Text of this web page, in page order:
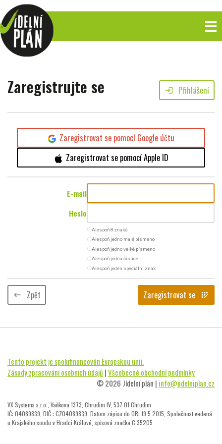
Zaregistrujte se login Přihlášení
Zaregistrovat se pomocí Google účtu
Zaregistrovat se pomocí Apple ID
E-mail
Heslo
radio_button_uncheckedAlespoň 8 znaků
radio_button_uncheckedAlespoň jedno malé písmeno
radio_button_uncheckedAlespoň jedno velké písmeno
radio_button_uncheckedAlespoň jedna číslice
radio_button_uncheckedAlespoň jeden speciální znak
keyboard_backspace Zpět Zaregistrovat se app_registration
Tento projekt je spolufinancován Evropskou unií.
Zásady zpracování osobních údajů |Všeobecné obchodní podmínky
© 2026 Jídelní plán | info@jidelniplan.cz
VX Systems s.r.o., Vaňkova 1373, Chrudim IV, 537 01 Chrudim
IČ: 04089839, DIČ : CZ04089839, Datum zápisu do OR: 19.5.2015, Společnost vedená
u Krajského soudu v Hradci Králové, spisová značka C 35205